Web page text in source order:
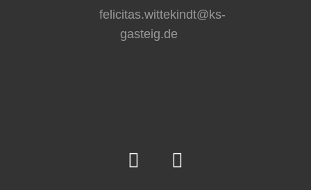
felicitas.wittekindt@ks-
gasteig.de